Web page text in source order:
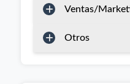
Ventas/
Otros